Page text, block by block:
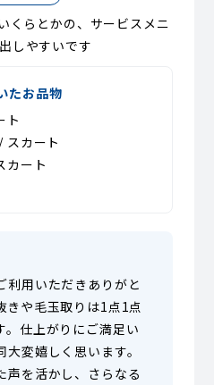
くらとかの、サービスメニ
しやすいです
たお品物
ト
スカート
カート
利用いただきありがと
きや毛玉取りは1点1点
。仕上がりにご満足い
変嬉しく思います。
声を活かし、さらなる